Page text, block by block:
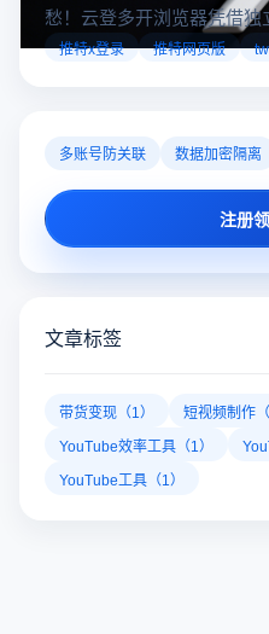
愁！云登多开浏览器凭借
对性解决登录难题，让推
推特x登录 推特网页版
多账号防关联 数据加密隔离
注册
文章标签
带货变现（1） 短视频制作（
YouTube效率工具（1）
YouTube工具（1）